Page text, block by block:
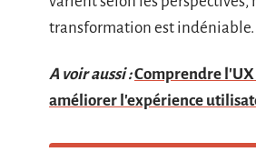
transformation est indéniable.
A voir aussi :Comprendre
améliorer l'expérience